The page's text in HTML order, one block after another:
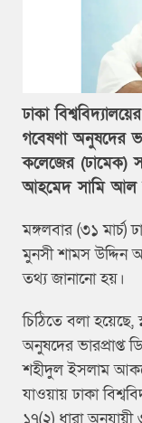
ঢাকা
গবেষণা অনুষদের
কলেজের (ঢামেক)
আহমেদ সামি আল
মঙ্গলবার (৩১ মার্চ)
মুনসী শামস উদ্দিন
তথ্য জানানো হয়।
চিঠিতে বলা হয়েছে,
অনুষদের ভারপ্রাপ্ত
শহীদুল ইসলাম
যাওয়ায় ঢাকা
১৭(২) ধারা